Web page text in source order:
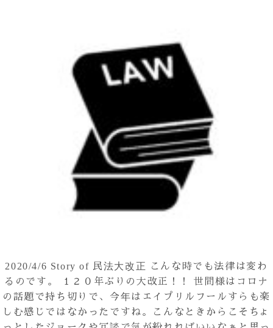
2020/4/6 Story of 民法大改正
こんな時でも法律は変わ
るのです。 １２０年ぶりの大改正！！ 世間様はコロナ
の話題で持ち切りで、今年はエイプリルフールすらも楽
しむ感じではなかったですね。こんなときからこそちょ